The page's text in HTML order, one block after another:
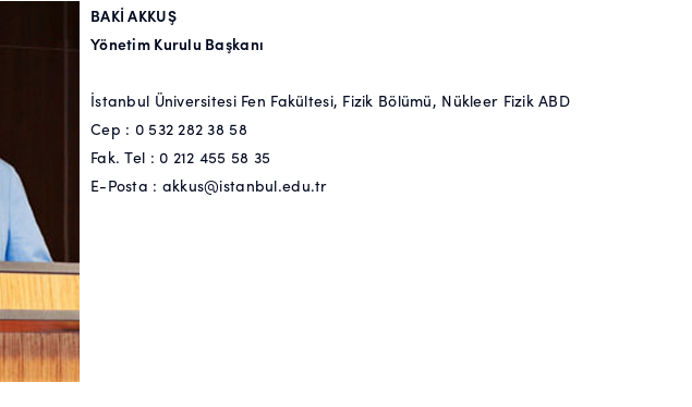
BAKİ AKKUŞ
Yönetim Kurulu Başkanı
İstanbul Üniversitesi Fen Fakültesi, Fizik Bölümü, Nükleer Fizik ABD
Cep : 0 532 282 38 58
Fak. Tel : 0 212 455 58 35
E-Posta : akkus@istanbul.edu.tr